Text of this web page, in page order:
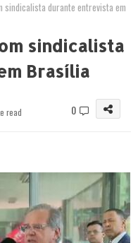
sindicalista durante entrevista em
sindicalista
Brasília
read 0